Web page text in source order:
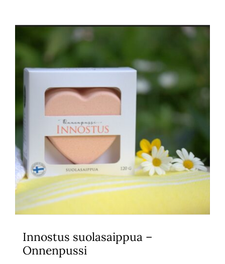
Innostus suolasaippua –
Onnenpussi